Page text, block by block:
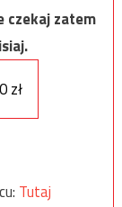
czekaj zatem
zł
Tutaj